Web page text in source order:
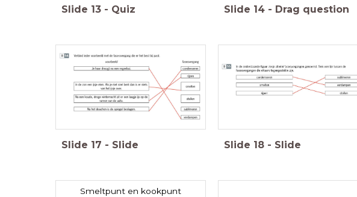
Slide 13 - Quiz Slide 14 - Drag question
Slide 17 - Slide Slide 18 - Slide
Smeltpunt en kookpunt